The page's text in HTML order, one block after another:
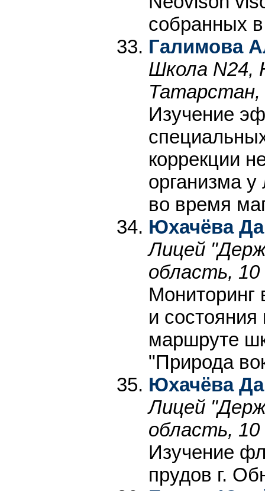
собранных
Галимова
Школа N24,
Татарстан,
Изучение
коррекции
организма
во время
Юхачёва
Лицей
область, 10
Мониторинг
и
маршруте
"Природа
Юхачёва
Лицей
область, 10
Изучение
прудов г.